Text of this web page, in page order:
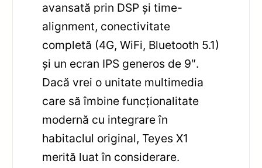
avansată prin DSP și time-
alignment, conectivitate
completă (4G, WiFi, Bluetooth 5.1)
și un ecran IPS generos de 9″.
Dacă vrei o unitate multimedia
care să îmbine funcționalitate
modernă cu integrare în
habitaclul original, Teyes X1
merită luat în considerare.